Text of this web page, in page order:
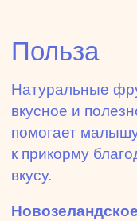
Польза
Натуральные
вкусное и
помогает
к прикорму
вкусу.